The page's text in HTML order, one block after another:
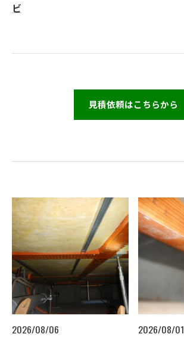
ビ
見積依頼はこちらから
2026/08/06
2026/08/01